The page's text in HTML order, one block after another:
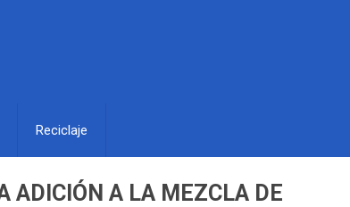
Reciclaje
ADICIÓN A LA MEZCLA DE